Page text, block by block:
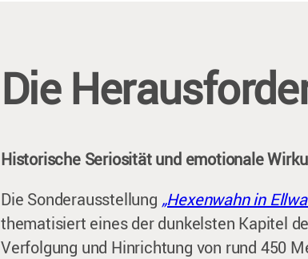
Die
Historische Seriosität und emotionale
Die Sonderausstellung „Hexenwahn in
thematisiert eines der dunkelsten Kapitel
Verfolgung und Hinrichtung von rund 450